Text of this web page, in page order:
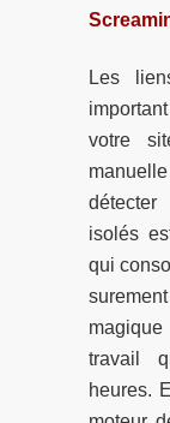
Les
votre
isolés
qui
travail
heures.